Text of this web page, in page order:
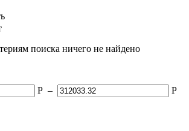
поиска ничего не найдено
Р – Р